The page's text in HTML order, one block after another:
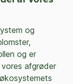
og
og er
afgrøder